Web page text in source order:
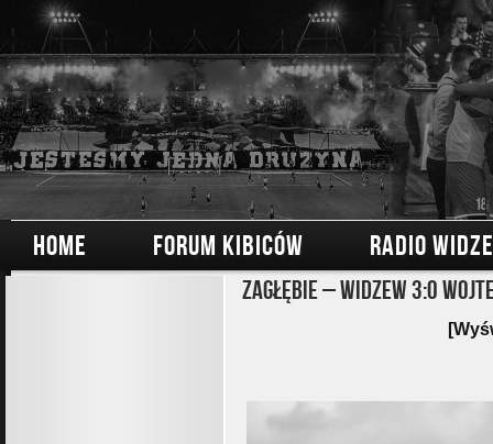
HOME FORUM KIBICÓW RADIO
Zagłębie – Widzew 3:0